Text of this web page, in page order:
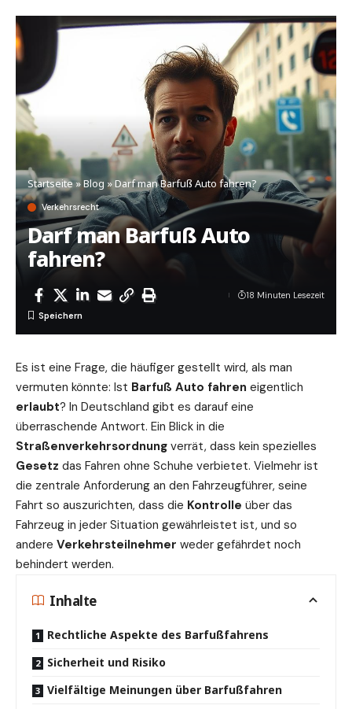
Startseite»Blog »Darf man Barfuß Auto fahren?
Verkehrsrecht
Darf man Barfuß Auto
fahren?
18 Minuten Lesezeit
Es ist eine Frage, die häufiger gestellt wird, als man
vermuten könnte: Ist Barfuß Auto fahren eigentlich
erlaubt? In Deutschland gibt es darauf eine
überraschende Antwort. Ein Blick in die
Straßenverkehrsordnung verrät, dass kein spezielles
Gesetz das Fahren ohne Schuhe verbietet. Vielmehr ist
die zentrale Anforderung an den Fahrzeugführer, seine
Fahrt so auszurichten, dass die Kontrolle über das
Fahrzeug in jeder Situation gewährleistet ist, und so
andere Verkehrsteilnehmer weder gefährdet noch
behindert werden.
Inhalte
Rechtliche Aspekte des Barfußfahrens
Sicherheit und Risiko
Vielfältige Meinungen über Barfußfahren